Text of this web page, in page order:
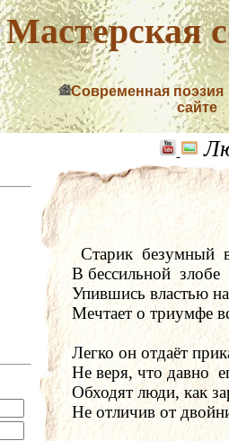
Мастерская
Современная поэзия
сайте
Старик  безумный
В бессильной  злобе
Упившись властью
Мечтает о триумфе
Легко он отдаёт
Не веря, что давно
Обходят люди, как
Не отличив от